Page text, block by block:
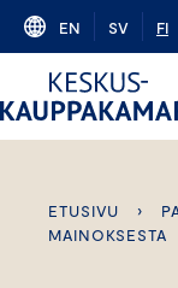
Skip
content
EN SV FI
ETUSIVU ›
MAINOKSESTA